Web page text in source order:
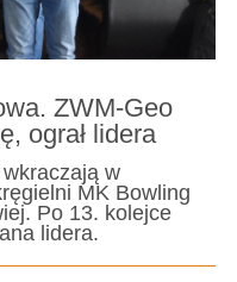
ZWM-Geo
ograł lidera
w
MK Bowling
Po 13. kolejce
lidera.